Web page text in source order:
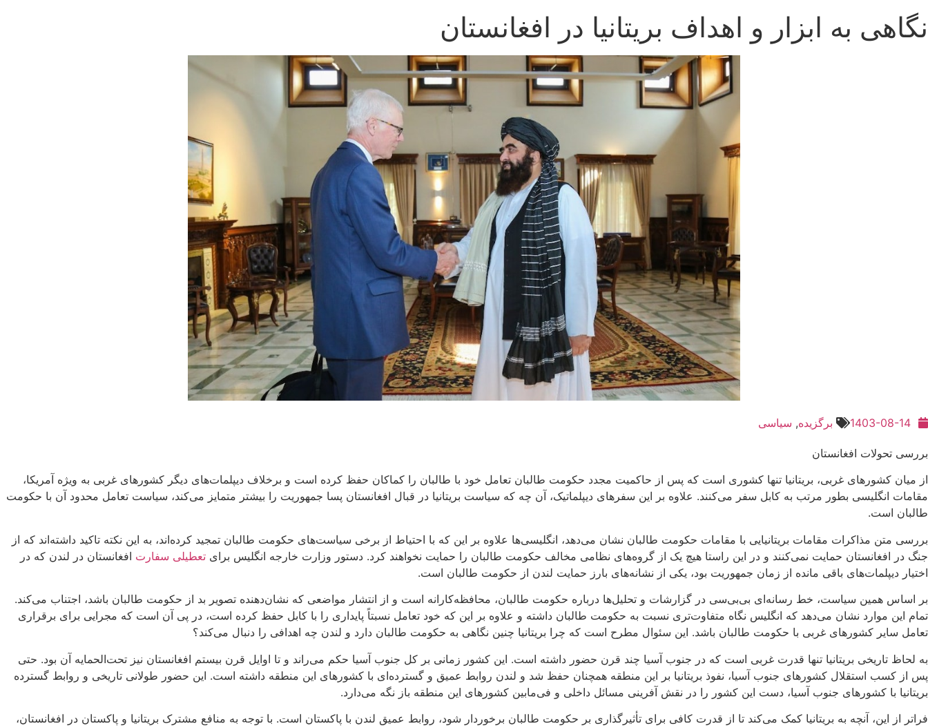
نگاهی به ابزار و اهداف بریتانیا در افغانستان
1403-08-14 برگزیده, سیاسی
بررسی تحولات افغانستان
از میان کشورهای غربی، بریتانیا تنها کشوری است که پس از حاکمیت مجدد حکومت طالبان تعامل خود با طالبان را کماکان حفظ کرده است و برخلاف دیپلمات‌های دیگر کشورهای غربی به ویژه آمریکا،
مقامات انگلیسی بطور مرتب به کابل سفر می‌کنند. علاوه بر این سفرهای دیپلماتیک، آن چه که سیاست بریتانیا در قبال افغانستان پسا جمهوریت را بیشتر متمایز می‌‌کند، سیاست تعامل محدود آن با حکومت
طالبان است.
بررسی متن مذاکرات مقامات بریتانیایی با مقامات حکومت طالبان نشان می‌دهد، انگلیسی‌ها علاوه بر این که با احتیاط از برخی سیاست‌های حکومت طالبان تمجید کرده‌اند، به این نکته تاکید داشته‌اند که از
جنگ در افغانستان حمایت نمی‌کنند و در این راستا هیچ یک از گروه‌های نظامی مخالف حکومت طالبان را حمایت نخواهند کرد. دستور وزارت خارجه انگلیس برای تعطیلی سفارت افغانستان در لندن که در
اختیار دیپلمات‌های باقی مانده از زمان جمهوریت بود، یکی از نشانه‌های بارز حمایت لندن از حکومت طالبان است.
بر اساس همین سیاست، خط رسانه‌ای بی‌بی‌سی در گزارشات و تحلیل‌ها درباره حکومت طالبان، محافظه‌کارانه است و از انتشار مواضعی که نشان‌دهنده تصویر بد از حکومت طالبان باشد، اجتناب می‌کند.
تمام این موارد نشان می‌دهد که انگلیس نگاه متفاوت‌تری نسبت به حکومت طالبان داشته و علاوه بر این که خود تعامل نسبتاً پایداری را با کابل حفظ کرده است، در پی آن است که مجرایی برای برقراری
تعامل سایر کشورهای غربی با حکومت طالبان باشد. این سئوال مطرح است که چرا بریتانیا چنین نگاهی به حکومت طالبان دارد و لندن چه اهدافی را دنبال می‌‌کند؟
به لحاظ تاریخی بریتانیا تنها قدرت غربی است که در جنوب آسیا چند قرن حضور داشته است. این کشور زمانی بر کل جنوب آسیا حکم‌ می‌راند و تا اوایل قرن بیستم افغانستان نیز تحت‌الحمایه آن بود. حتی
پس از کسب استقلال کشورهای جنوب آسیا، نفوذ بریتانیا بر این منطقه همچنان حفظ شد و لندن روابط عمیق و گسترده‌ای با کشورهای این منطقه داشته است. این حضور طولانی تاریخی و روابط گسترده‌
بریتانیا با کشورهای جنوب آسیا، دست این کشور را در نقش آفرینی مسائل داخلی و فی‌مابین کشورهای این منطقه باز نگه‌ می‌دارد.
فراتر از این، آنچه به بریتانیا کمک می‌کند تا از قدرت کافی برای تأثیرگذاری بر حکومت طالبان برخوردار شود،‌ روابط عمیق لندن با پاکستان است. با توجه به منافع مشترک بریتانیا و پاکستان در افغانستان،